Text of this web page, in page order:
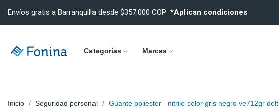
Envíos gratis a Barranquilla desde $357.000 COP *Aplican condiciones
Categorías Marcas
Inicio Seguridad personal Guante poliester - nitrilo color gris negro ve712gr delt